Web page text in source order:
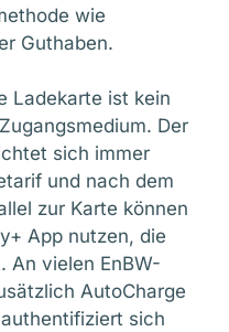
wie
Guthaben.
Ladekarte ist kein
Der
sich immer
und nach dem
zur Karte können
App nutzen, die
An vielen EnBW-
AutoCharge
sich